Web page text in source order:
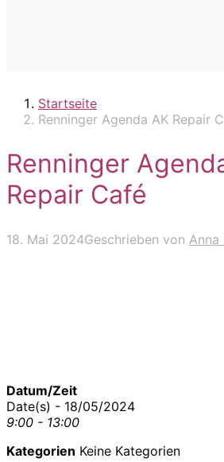
Startseite
Renninger Agenda AK Repair
Renninger
Repair Café
18. Mai 2024Geschrieben von Anna
Datum/Zeit
Date(s) - 18/05/2024
9:00 - 13:00
Kategorien Keine Kategorien